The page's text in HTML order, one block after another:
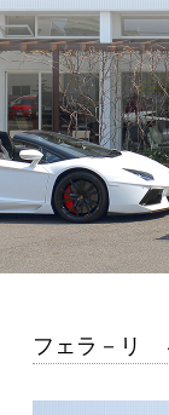
Factory
自社工場
Official
公式ブログ
フェラ－リ